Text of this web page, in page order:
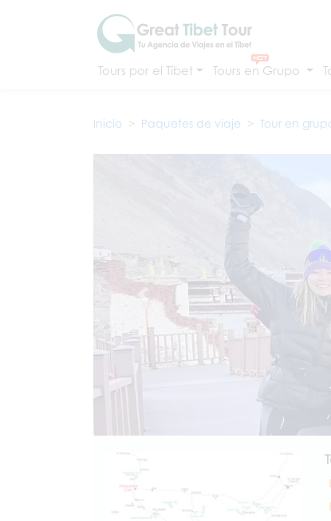
Tours por el Tíbet Tours en Grupo
Inicio Paquetes de viaje Tour en